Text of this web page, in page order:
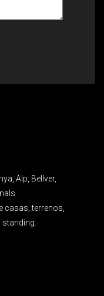
Alp, Bellver,
casas, terrenos,